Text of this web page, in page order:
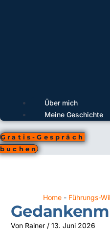
Über mich
Meine Geschichte
Gratis-Gespräch
buchen
Home - Führungs-
Von Rainer / 13. Juni 2026